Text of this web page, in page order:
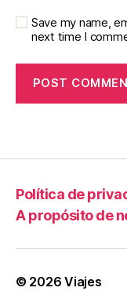
Save my name,
next time I
Política de
A propósito de
© 2026Viajes